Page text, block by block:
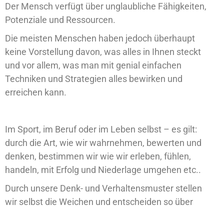
Der Mensch verfügt über unglaubliche Fähigkeiten,
Potenziale und Ressourcen.
Die meisten Menschen haben jedoch überhaupt
keine Vorstellung davon, was alles in Ihnen steckt
und vor allem, was man mit genial einfachen
Techniken und Strategien alles bewirken und
erreichen kann.
Im Sport, im Beruf oder im Leben selbst – es gilt:
durch die Art, wie wir wahrnehmen, bewerten und
denken, bestimmen wir wie wir erleben, fühlen,
handeln, mit Erfolg und Niederlage umgehen etc..
Durch unsere Denk- und Verhaltensmuster stellen
wir selbst die Weichen und entscheiden so über